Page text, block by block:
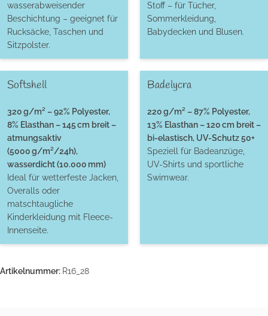
wasserabweisender
Beschichtung – geeignet für
Rucksäcke, Taschen und
Sitzpolster.
Stoff – für Tücher,
Sommerkleidung,
Babydecken und Blusen.
Softshell
320 g/m² – 92% Polyester,
8% Elasthan – 145 cm breit –
atmungsaktiv
(5000 g/m²/24h),
wasserdicht (10.000 mm)
Ideal für wetterfeste Jacken,
Overalls oder
matschtaugliche
Kinderkleidung mit Fleece-
Innenseite.
Badelycra
220 g/m² – 87% Polyester,
13% Elasthan – 120 cm breit –
bi-elastisch, UV-Schutz 50+
Speziell für Badeanzüge,
UV-Shirts und sportliche
Swimwear.
Artikelnummer: R16_28